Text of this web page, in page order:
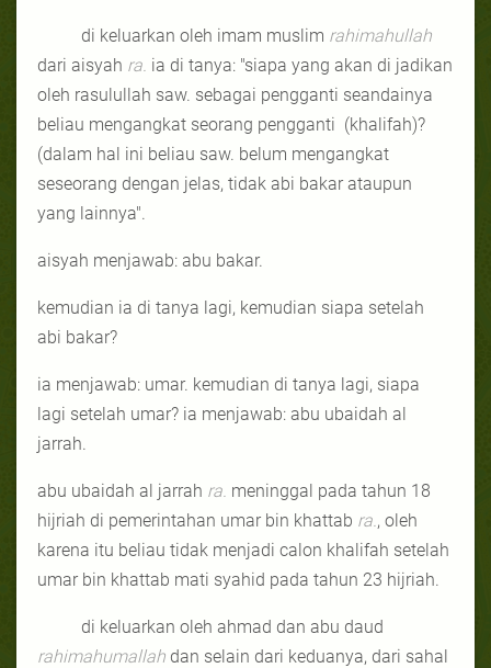
di keluarkan oleh imam muslim rahimahullah
dari aisyah ra. ia di tanya: "siapa yang akan di jadikan
oleh rasulullah saw. sebagai pengganti seandainya
beliau mengangkat seorang pengganti (khalifah)?
(dalam hal ini beliau saw. belum mengangkat
seseorang dengan jelas, tidak abi bakar ataupun
yang lainnya".
aisyah menjawab: abu bakar.
kemudian ia di tanya lagi, kemudian siapa setelah
abi bakar?
ia menjawab: umar. kemudian di tanya lagi, siapa
lagi setelah umar? ia menjawab: abu ubaidah al
jarrah.
abu ubaidah al jarrah ra. meninggal pada tahun 18
hijriah di pemerintahan umar bin khattab ra. , oleh
karena itu beliau tidak menjadi calon khalifah setelah
umar bin khattab mati syahid pada tahun 23 hijriah.
di keluarkan oleh ahmad dan abu daud
rahimahumallah dan selain dari keduanya, dari sahal